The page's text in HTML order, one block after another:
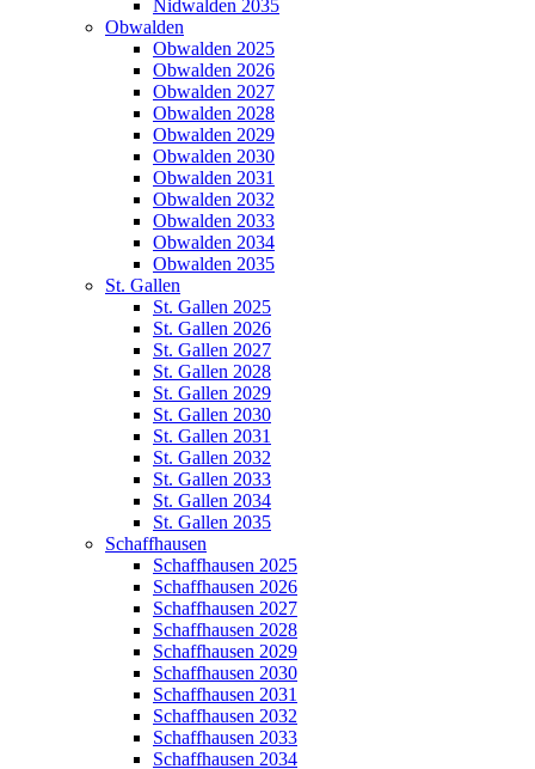
Nidwalden 2035
Obwalden
Obwalden 2025
Obwalden 2026
Obwalden 2027
Obwalden 2028
Obwalden 2029
Obwalden 2030
Obwalden 2031
Obwalden 2032
Obwalden 2033
Obwalden 2034
Obwalden 2035
St. Gallen
St. Gallen 2025
St. Gallen 2026
St. Gallen 2027
St. Gallen 2028
St. Gallen 2029
St. Gallen 2030
St. Gallen 2031
St. Gallen 2032
St. Gallen 2033
St. Gallen 2034
St. Gallen 2035
Schaffhausen
Schaffhausen 2025
Schaffhausen 2026
Schaffhausen 2027
Schaffhausen 2028
Schaffhausen 2029
Schaffhausen 2030
Schaffhausen 2031
Schaffhausen 2032
Schaffhausen 2033
Schaffhausen 2034